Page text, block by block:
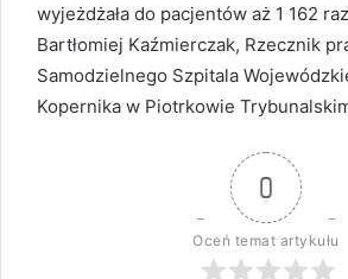
wyjeżdżała do pacjentów aż 1 162
Bartłomiej Kaźmierczak, Rzecznik
Samodzielnego Szpitala
Kopernika w Piotrkowie
0
Oceń temat artykułu